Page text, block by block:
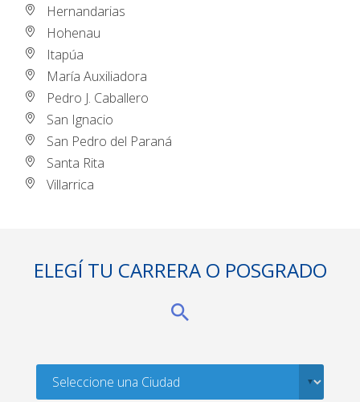
Hernandarias
Hohenau
Itapúa
María Auxiliadora
Pedro J. Caballero
San Ignacio
San Pedro del Paraná
Santa Rita
Villarrica
ELEGÍ TU CARRERA O POSGRADO